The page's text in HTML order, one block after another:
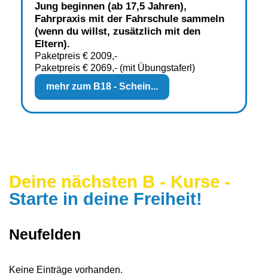
Jung beginnen (ab 17,5 Jah­ren),
Fahrpraxis mit der Fahr­schule sammeln
(wenn du willst, zusätz­lich mit den
Eltern).
Paketpreis € 2009,-
Paketpreis € 2069,- (mit Übungstaferl)
mehr zum B18 - Schein...
Deine nächsten B - Kurse -
Starte in deine Freiheit!
Neufelden
Keine Einträge vorhanden.